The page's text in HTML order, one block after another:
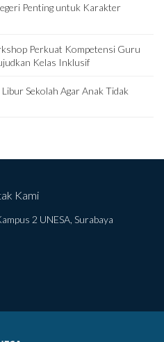
Penting untuk Karakter
Perkuat Kompetensi Guru
Kelas Inklusif
Sekolah Agar Anak Tidak
Kami
2 UNESA, Surabaya